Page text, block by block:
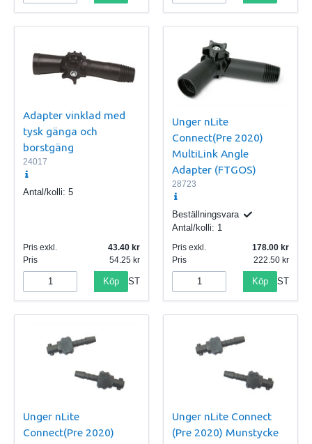
Adapter vinklad med
tysk gänga och
borstgäng
24017
Antal/kolli: 5
Pris exkl.
43.40
Pris
54.25
Köp ST
Unger nLite
Connect(Pre 2020)
MultiLink Angle
Adapter (FTGOS)
28723
Beställningsvara
Antal/kolli: 1
Pris exkl.
178.00
Pris
222.50
Köp ST
Unger nLite
Connect(Pre 2020)
Unger nLite Connect
(Pre 2020) Munstycke